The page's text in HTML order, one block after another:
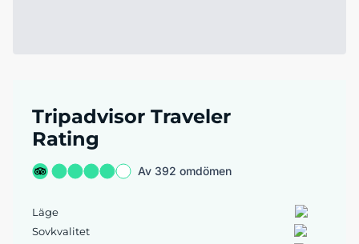
Tripadvisor Traveler
Rating
Av 392 omdömen
Läge
Sovkvalitet